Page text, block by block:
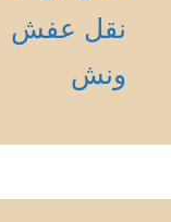
نقل عفش
ونش